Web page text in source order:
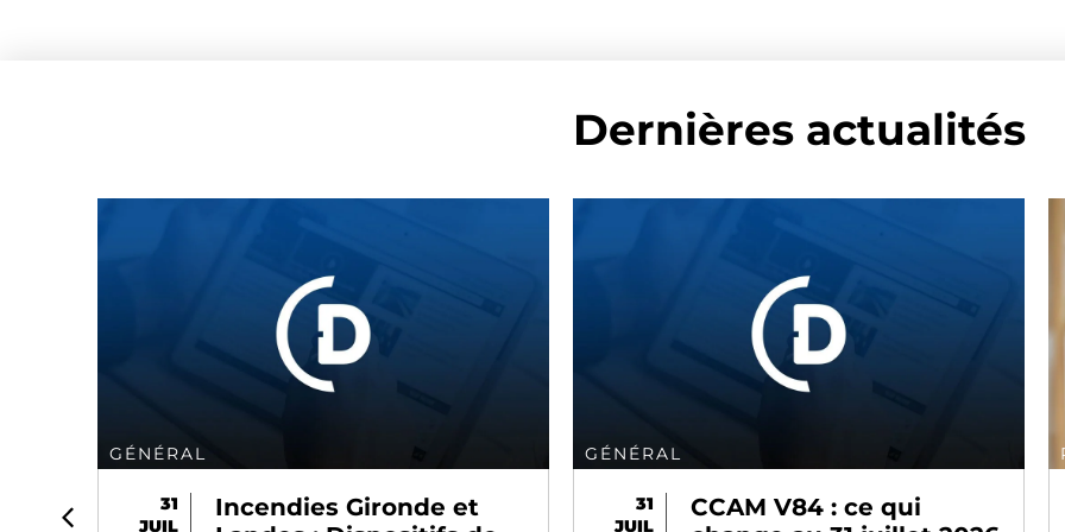
Dernières actualités
GÉNÉRAL
31
JUIL
CCAM V84 : ce qui
POLITIQUE
31
JUIL
Rejet des factures EBD :